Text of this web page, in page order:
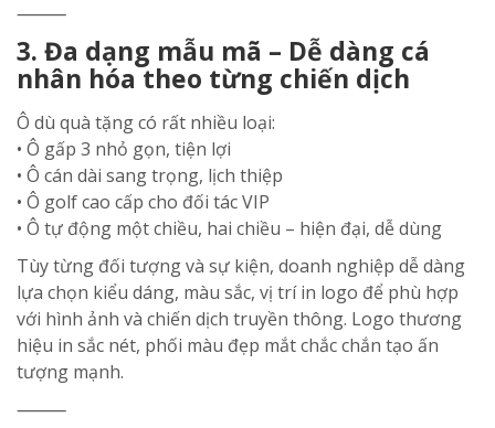
⸻
3. Đa dạng mẫu mã – Dễ dàng cá
nhân hóa theo từng chiến dịch
Ô dù quà tặng có rất nhiều loại:
• Ô gấp 3 nhỏ gọn, tiện lợi
• Ô cán dài sang trọng, lịch thiệp
• Ô golf cao cấp cho đối tác VIP
• Ô tự động một chiều, hai chiều – hiện đại, dễ dùng
Tùy từng đối tượng và sự kiện, doanh nghiệp dễ dàng
lựa chọn kiểu dáng, màu sắc, vị trí in logo để phù hợp
với hình ảnh và chiến dịch truyền thông. Logo thương
hiệu in sắc nét, phối màu đẹp mắt chắc chắn tạo ấn
tượng mạnh.
⸻